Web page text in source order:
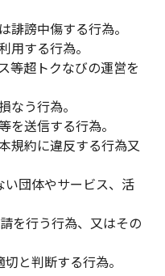
誹謗中傷する行為。
用する行為。
等超トクなびの運営を
なう行為。
を送信する行為。
規約に違反する行為又
い団体やサービス、活
を行う行為、又はその
と判断する行為。